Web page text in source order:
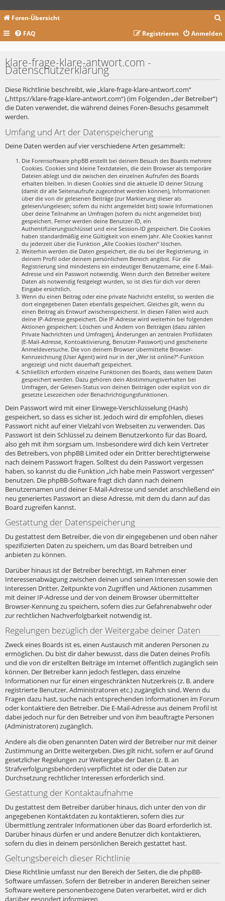
Foren-Übersicht
c
FAQ Anmelden
Registrieren
klare-frage-klare-antwort.com -
Datenschutzerklärung
Diese Richtlinie beschreibt, wie „klare-frage-klare-antwort.com“
(„https://klare-frage-klare-antwort.com“) (im Folgenden „der Betreiber“)
die Daten verwendet, die während deines Foren-Besuchs gesammelt
werden.
Umfang und Art der Datenspeicherung
Deine Daten werden auf vier verschiedene Arten gesammelt:
Die Forensoftware phpBB erstellt bei deinem Besuch des Boards mehrere
Cookies. Cookies sind kleine Textdateien, die dein Browser als temporäre
Dateien ablegt und die zwischen den einzelnen Aufrufen des Boards
erhalten bleiben. In diesen Cookies sind die aktuelle ID deiner Sitzung
(damit dir alle Seitenaufrufe zugeordnet werden können), Informationen
über die von dir gelesenen Beiträge (zur Markierung dieser als
gelesen/ungelesen; sofern du nicht angemeldet bist) sowie Informationen
über deine Teilnahme an Umfragen (sofern du nicht angemeldet bist)
gespeichert. Ferner werden deine Benutzer-ID, ein
Authentifizierungsschlüssel und eine Session-ID gespeichert. Die Cookies
haben standardmäßig eine Gültigkeit von einem Jahr. Alle Cookies kannst
du jederzeit über die Funktion „Alle Cookies löschen“ löschen.
Weiterhin werden die Daten gespeichert, die du bei der Registrierung, in
deinem Profil oder deinem persönlichem Bereich angibst. Für die
Registrierung sind mindestens ein eindeutiger Benutzername, eine E-Mail-
Adresse und ein Passwort notwendig. Wenn durch den Betreiber weitere
Daten als notwendig festgelegt wurden, so ist dies für dich vor deren
Eingabe ersichtlich.
Wenn du einen Beitrag oder eine private Nachricht erstellst, so werden die
dort eingegebenen Daten ebenfalls gespeichert. Gleiches gilt, wenn du
einen Beitrag als Entwurf zwischenspeicherst. In diesen Fällen wird auch
deine IP-Adresse gespeichert. Die IP-Adresse wird weiterhin bei folgenden
Aktionen gespeichert: Löschen und Ändern von Beiträgen (dazu zählen
Private Nachrichten und Umfragen), Änderungen an zentralen Profildaten
(E-Mail-Adresse, Kontoaktivierung, Benutzer-Passwort) und gescheiterte
Anmeldeversuche. Die von deinem Browser übermittelte Browser-
Kennzeichnung (User Agent) wird nur in der „Wer ist online?“-Funktion
angezeigt und nicht dauerhaft gespeichert.
Schließlich erfordern einzelne Funktionen des Boards, dass weitere Daten
gespeichert werden. Dazu gehören dein Abstimmungsverhalten bei
Umfragen, der Gelesen-Status von deinen Beiträgen oder explizit von dir
gesetzte Lesezeichen oder Benachrichtigungsfunktionen.
Dein Passwort wird mit einer Einwege-Verschlüsselung (Hash)
gespeichert, so dass es sicher ist. Jedoch wird dir empfohlen, dieses
Passwort nicht auf einer Vielzahl von Webseiten zu verwenden. Das
Passwort ist dein Schlüssel zu deinem Benutzerkonto für das Board,
also geh mit ihm sorgsam um. Insbesondere wird dich kein Vertreter
des Betreibers, von phpBB Limited oder ein Dritter berechtigterweise
nach deinem Passwort fragen. Solltest du dein Passwort vergessen
haben, so kannst du die Funktion „Ich habe mein Passwort vergessen“
benutzen. Die phpBB-Software fragt dich dann nach deinem
Benutzernamen und deiner E-Mail-Adresse und sendet anschließend ein
neu generiertes Passwort an diese Adresse, mit dem du dann auf das
Board zugreifen kannst.
Gestattung der Datenspeicherung
Du gestattest dem Betreiber, die von dir eingegebenen und oben näher
spezifizierten Daten zu speichern, um das Board betreiben und
anbieten zu können.
Darüber hinaus ist der Betreiber berechtigt, im Rahmen einer
Interessenabwägung zwischen deinen und seinen Interessen sowie den
Interessen Dritter, Zeitpunkte von Zugriffen und Aktionen zusammen
mit deiner IP-Adresse und der von deinem Browser übermittelter
Browser-Kennung zu speichern, sofern dies zur Gefahrenabwehr oder
zur rechtlichen Nachverfolgbarkeit notwendig ist.
Regelungen bezüglich der Weitergabe deiner Daten
Zweck eines Boards ist es, einen Austausch mit anderen Personen zu
ermöglichen. Du bist dir daher bewusst, dass die Daten deines Profils
und die von dir erstellten Beiträge im Internet öffentlich zugänglich sein
können. Der Betreiber kann jedoch festlegen, dass einzelne
Informationen nur für einen eingeschränkten Nutzerkreis (z. B. andere
registrierte Benutzer, Administratoren etc.) zugänglich sind. Wenn du
Fragen dazu hast, suche nach entsprechenden Informationen im Forum
oder kontaktiere den Betreiber. Die E-Mail-Adresse aus deinem Profil ist
dabei jedoch nur für den Betreiber und von ihm beauftragte Personen
(Administratoren) zugänglich.
Andere als die oben genannten Daten wird der Betreiber nur mit deiner
Zustimmung an Dritte weitergeben. Dies gilt nicht, sofern er auf Grund
gesetzlicher Regelungen zur Weitergabe der Daten (z. B. an
Strafverfolgungsbehörden) verpflichtet ist oder die Daten zur
Durchsetzung rechtlicher Interessen erforderlich sind.
Gestattung der Kontaktaufnahme
Du gestattest dem Betreiber darüber hinaus, dich unter den von dir
angegebenen Kontaktdaten zu kontaktieren, sofern dies zur
Übermittlung zentraler Informationen über das Board erforderlich ist.
Darüber hinaus dürfen er und andere Benutzer dich kontaktieren,
sofern du dies in deinem persönlichen Bereich gestattet hast.
Geltungsbereich dieser Richtlinie
Diese Richtlinie umfasst nur den Bereich der Seiten, die die phpBB-
Software umfassen. Sofern der Betreiber in anderen Bereichen seiner
Software weitere personenbezogene Daten verarbeitet, wird er dich
darüber gesondert informieren.